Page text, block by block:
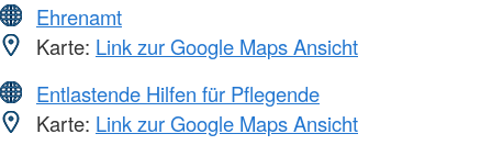
Ehrenamt
Karte: Link zur Google Maps Ansicht
Entlastende Hilfen für Pflegende
Karte: Link zur Google Maps Ansicht